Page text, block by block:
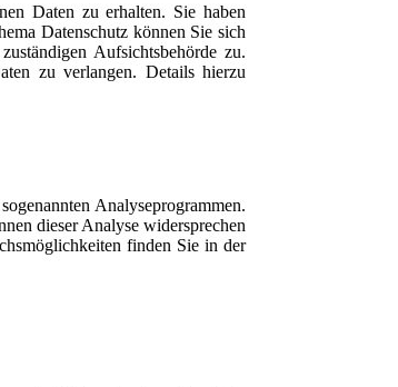
Daten zu erhalten. Sie haben
Datenschutz können Sie sich
Aufsichtsbehörde zu.
zu verlangen. Details hierzu
Analyseprogrammen.
dieser Analyse widersprechen
finden Sie in der